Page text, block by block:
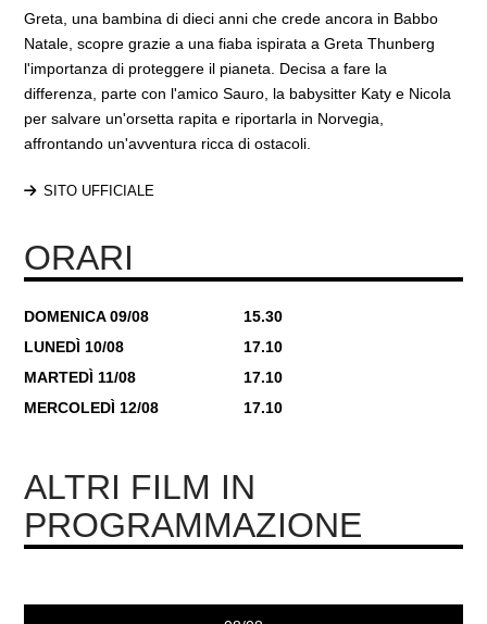
Greta, una bambina di dieci anni che crede ancora in Babbo
Natale, scopre grazie a una fiaba ispirata a Greta Thunberg
l'importanza di proteggere il pianeta. Decisa a fare la
differenza, parte con l'amico Sauro, la babysitter Katy e Nicola
per salvare un'orsetta rapita e riportarla in Norvegia,
affrontando un'avventura ricca di ostacoli.
SITO UFFICIALE
ORARI
DOMENICA 09/08
15.30
LUNEDÌ 10/08
17.10
MARTEDÌ 11/08
17.10
MERCOLEDÌ 12/08
17.10
ALTRI FILM IN
PROGRAMMAZIONE